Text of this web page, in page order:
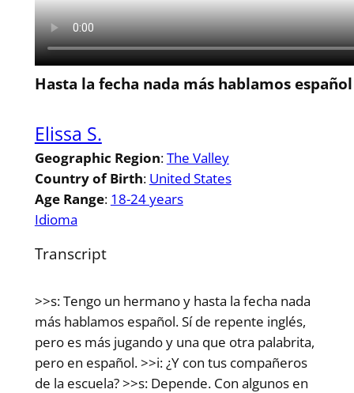
Hasta la fecha nada más hablamos español
Elissa S.
Geographic Region:The Valley
Country of Birth: United States
Age Range: 18-24 years
Idioma
Transcript
>>s: Tengo un hermano y hasta la fecha nada
más hablamos español. Sí de repente inglés,
pero es más jugando y una que otra palabrita,
pero en español. >>i: ¿Y con tus compañeros
de la escuela? >>s: Depende. Con algunos en